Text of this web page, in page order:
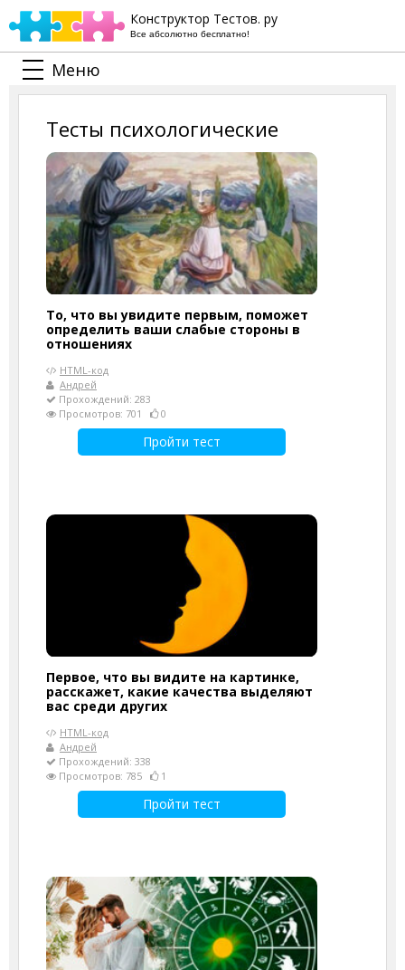
Конструктор Тестов. ру
Все абсолютно бесплатно!
Меню
Тесты психологические
То, что вы увидите первым, поможет
определить ваши слабые стороны в
отношениях
HTML-код
Андрей
Прохождений: 283
Просмотров: 701
0
Пройти тест
Первое, что вы видите на картинке,
расскажет, какие качества выделяют
вас среди других
HTML-код
Андрей
Прохождений: 338
Просмотров: 785
1
Пройти тест